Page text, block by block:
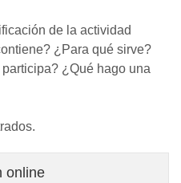
de la actividad
¿Para qué sirve?
¿Qué hago una
online